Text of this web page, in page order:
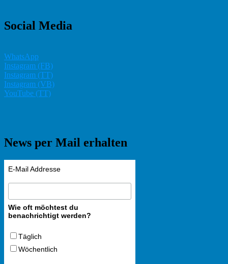
Social Media
WhatsApp
Instagram (FB)
Instagram (TT)
Instagram (VB)
YouTube (TT)
News per Mail erhalten
E-Mail Addresse
Wie oft möchtest du
benachrichtigt werden?
Täglich
Wöchentlich